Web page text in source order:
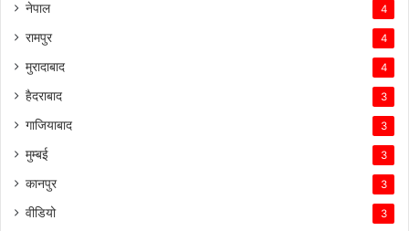
नेपाल 4
रामपुर 4
मुरादाबाद 4
हैदराबाद 3
गाजियाबाद 3
मुम्बई 3
कानपुर 3
वीडियो 3